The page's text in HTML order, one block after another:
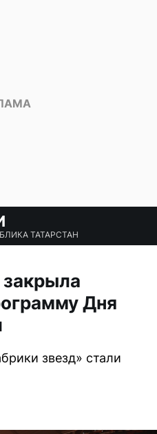
ТАТАРСТАН
Дня
звезд» стали